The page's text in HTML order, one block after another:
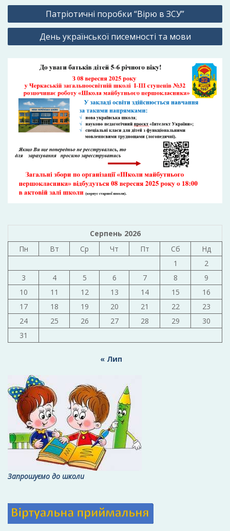
Навігація
записів
Патріотичні поробки “Вірю в ЗСУ”
День української писемності та мови
Серпень 2026
Пн
Вт Ср Чт Пт Сб
Нд
1
2
3
4 5 6 7 8
9
10
11 12 13 14 15
16
17
18 19 20 21 22
23
24
25 26 27 28 29
30
31
« Лип
Запрошуємо до школи